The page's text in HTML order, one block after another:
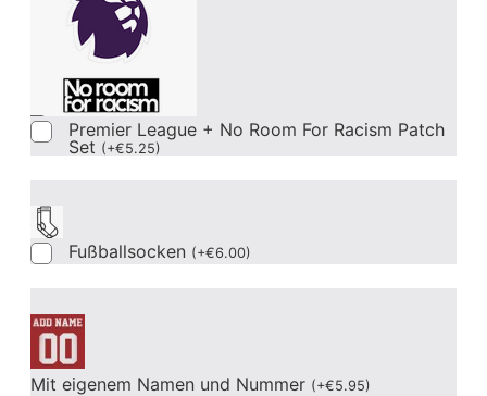
Premier League + No Room For Racism Patch
Set (+€5.25)
Fußballsocken (+€6.00)
Mit eigenem Namen und Nummer (+€5.95)